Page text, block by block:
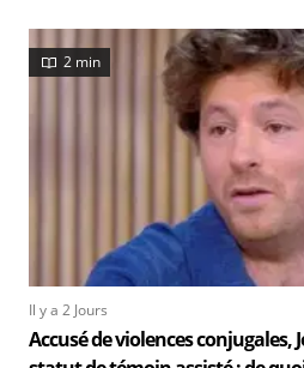
2 min
Il y a 2 Jours
Accusé de violences conjugales,